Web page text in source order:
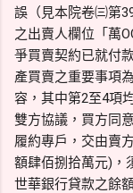
誤（見本院卷㈢第
之出賣人欄位「萬
爭買賣契約已就付
產買賣之重要事項
容，其中第2至4項
雙方協議，買方同
履約專戶，交由賣
額肆佰捌拾萬元)，
世華銀行貸款之餘